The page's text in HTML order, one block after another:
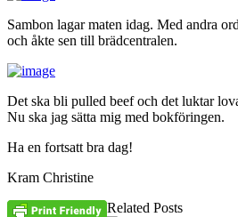
Sambon lagar maten idag. Med andra
och åkte sen till brädcentralen.
Det ska bli pulled beef och det luktar
Nu ska jag sätta mig med bokföringen.
Ha en fortsatt bra dag!
Kram Christine
Related Posts